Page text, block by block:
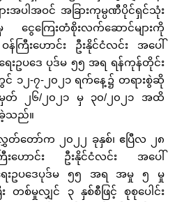
အပါအဝင် အခြားကုမ္ပဏီပိုင်ရှင်သုံး
ေကြေးတံစိုးလက်ဆောင်များကို
ကြီးဟောင်း ဦးနိုင်ငံလင်း အပေါ်
ဥပဒေ ပုဒ်မ ၅၅ အရ ရန်ကုန်တိုင်း
၁၂-၇-၂၀၂၁ ရက်နေ့၌ တရားစွဲဆို
တ် ၂၆/၂၀၂၁ မှ ၃၀/၂၀၂၁ အထိ
သည်။
တ်တော်က ၂၀၂၂ ခုနှစ်၊ ဧပြီလ ၂၈
ဟောင်း ဦးနိုင်ငံလင်း အပေါ်
းဥပဒေပုဒ်မ ၅၅ အရ အမှု ၅ မှု
တစ်မှုလျှင် ၃ နှစ်စီဖြင့် စုစုပေါင်း